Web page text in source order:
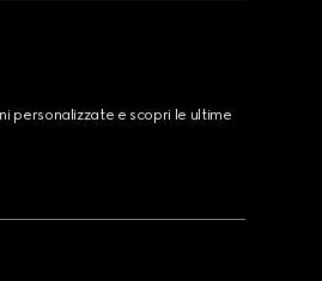
personalizzate e scopri le ultime